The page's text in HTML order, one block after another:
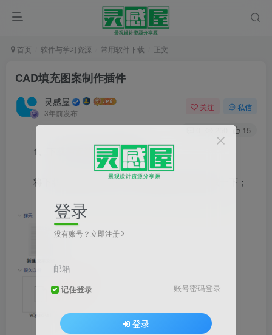
首页 软件与学习资源 常用软件下载 正文
CAD填充图案制作插件
灵感屋
3年前发布
关注 私信
15
1、下载与安装填充图案插件
将下载好的插件拖入至CAD绘图区或者AP加载一下；
登录
没有账号？立即注册
邮箱
记住登录 账号密码登录
登录